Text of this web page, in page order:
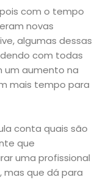
com o tempo
novas
algumas dessas
com todas
um aumento na
mais tempo para
conta quais são
que
uma profissional
mas que dá para